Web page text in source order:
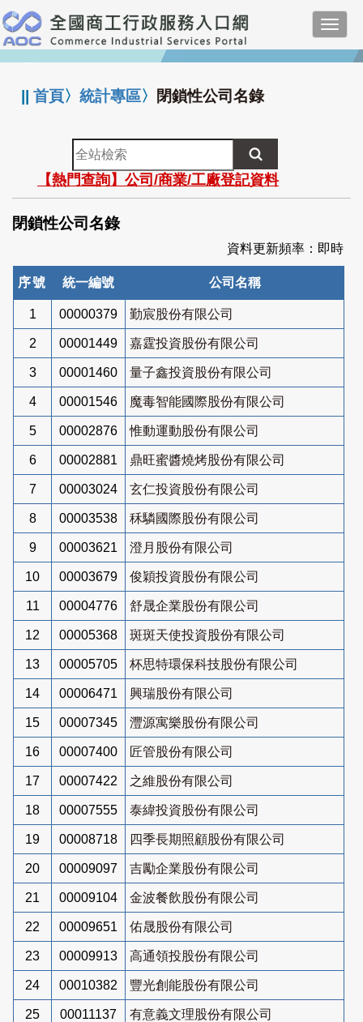
跳
到
主
要
:::
||首頁〉統計專區〉 閉鎖性公司名錄
全
站
檢
索
【熱門查詢】公司/商業/工廠登記資料
閉鎖性公司名錄
資料更新頻率：即時
序號 統一編號 公司名稱
1 00000379 勤宸股份有限公司
2 00001449 嘉霆投資股份有限公司
3 00001460 量子鑫投資股份有限公司
4 00001546 魔毒智能國際股份有限公司
5 00002876 惟動運動股份有限公司
6 00002881 鼎旺蜜醬燒烤股份有限公司
7 00003024 玄仁投資股份有限公司
8 00003538 秝驎國際股份有限公司
9 00003621 澄月股份有限公司
10 00003679 俊穎投資股份有限公司
11 00004776 舒晟企業股份有限公司
12 00005368 斑斑天使投資股份有限公司
13 00005705 杯思特環保科技股份有限公司
14 00006471 興瑞股份有限公司
15 00007345 灃源寓樂股份有限公司
16 00007400 匠管股份有限公司
17 00007422 之維股份有限公司
18 00007555 泰緯投資股份有限公司
19 00008718 四季長期照顧股份有限公司
20 00009097 吉勵企業股份有限公司
21 00009104 金波餐飲股份有限公司
22 00009651 佑晟股份有限公司
23 00009913 高通領投股份有限公司
24 00010382 豐光創能股份有限公司
25 00011137 有意義文理股份有限公司